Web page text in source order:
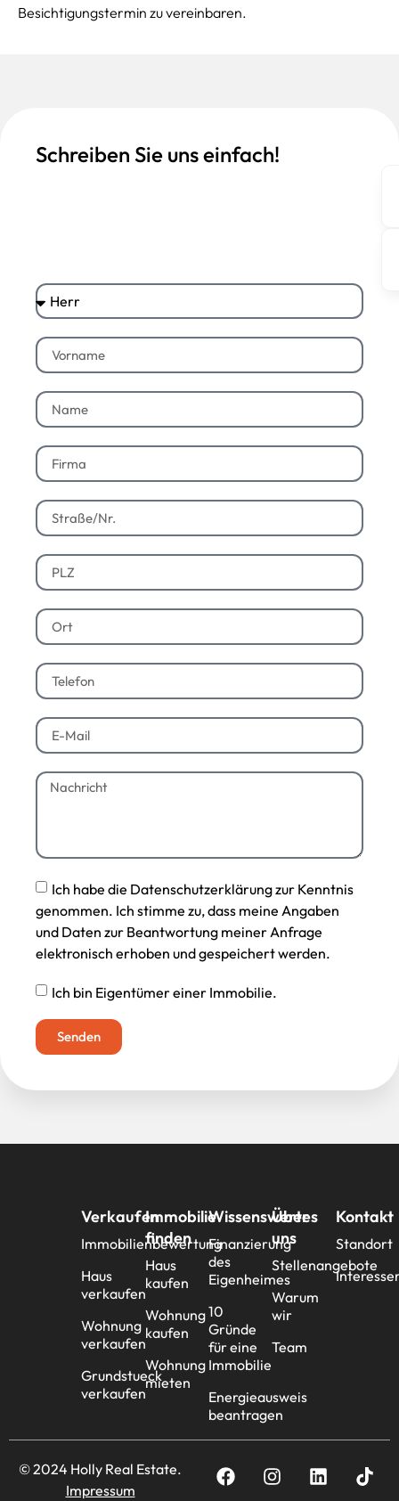
Besichtigungstermin zu vereinbaren.
Schreiben Sie uns einfach!
Ich habe die Datenschutzerklärung zur Kenntnis
genommen. Ich stimme zu, dass meine Angaben
und Daten zur Beantwortung meiner Anfrage
elektronisch erhoben und gespeichert werden.
Ich bin Eigentümer einer Immobilie.
Senden
Verkaufen
Immobilienbewertung
Haus
verkaufen
Wohnung
verkaufen
Grundstueck
verkaufen
Immobilie
finden
Haus
kaufen
Wohnung
kaufen
Wohnung
mieten
Wissenswertes
Finanzierung
des
Eigenheimes
10
Gründe
für eine
Immobilie
Energieausweis
beantragen
Über
uns
Stellenangebote
Warum
wir
Team
Kontakt
Standort
© 2024 Holly Real Estate.
Impressum